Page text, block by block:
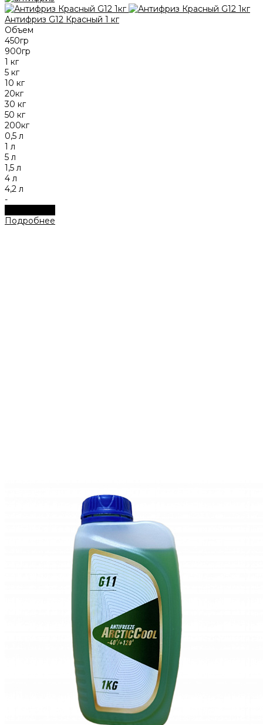
Антифриз G12 Красный 1 кг
Объем
450гр
900гр
1 кг
5 кг
10 кг
20кг
30 кг
50 кг
200кг
0,5 л
1 л
5 л
1,5 л
4 л
4,2 л
-
Подробнее